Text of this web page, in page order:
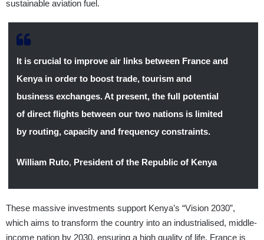
sustainable aviation fuel.
It is crucial to improve air links between France and
Kenya in order to boost trade, tourism and
business exchanges. At present, the full potential
of direct flights between our two nations is limited
by routing, capacity and frequency constraints.
William Ruto, President of the Republic of Kenya
These massive investments support Kenya’s “Vision 2030”,
which aims to transform the country into an industrialised, middle-
income nation by 2030, ensuring a high quality of life. France is